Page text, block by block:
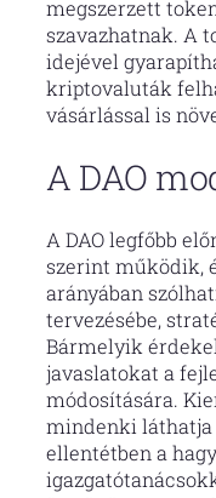
megszerzett
szavazhatnak. A
idejével
kriptovaluták
vásárlással is
A DAO
A DAO legfőbb
szerint működik,
arányában
tervezésébe,
Bármelyik
javaslatokat a
módosítására.
mindenki láthatja
ellentétben a